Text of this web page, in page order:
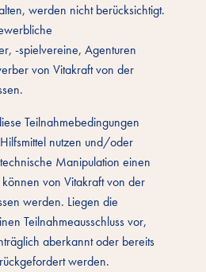
werden nicht berücksichtigt.
-spielvereine, Agenturen
von Vitakraft von der
Teilnahmebedingungen
nutzen und/oder
Manipulation einen
von Vitakraft von der
werden. Liegen die
Teilnahmeausschluss vor,
aberkannt oder bereits
werden.